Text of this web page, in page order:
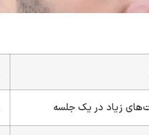
زیاد در یک جلسه